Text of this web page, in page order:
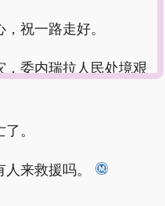
祝一路走好。
委内瑞拉人民处境艰
。
来救援吗。